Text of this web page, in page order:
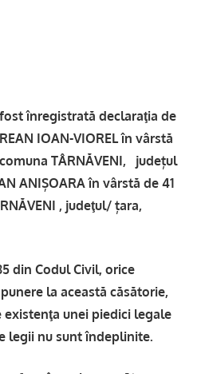
înregistrată declaraţia de
IOAN-VIOREL în vârstă
TÂRNĂVENI, județul
ANIȘOARA în vârstă de 41
, judeţul/ țara,
din Codul Civil, orice
la această căsătorie,
existenţa unei piedici legale
legii nu sunt îndeplinite.